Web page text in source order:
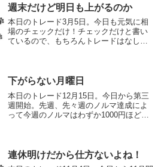
（終了ギリギリまで待...
週末だけど明日も上がるのか
本日のトレード3月5日。今日も元気に相
場のチェックだけ！チェックだけと書い
ているので、もちろんトレードはなし。
ベルで下がっ...
下がらない月曜日
本日のトレード12月15日。今日から第三
週開始。先週、先々週のノルマ達成によ
って今週のノルマはわずか1000円ほどで
難しくない。...
連休明けだから仕方ないよね！